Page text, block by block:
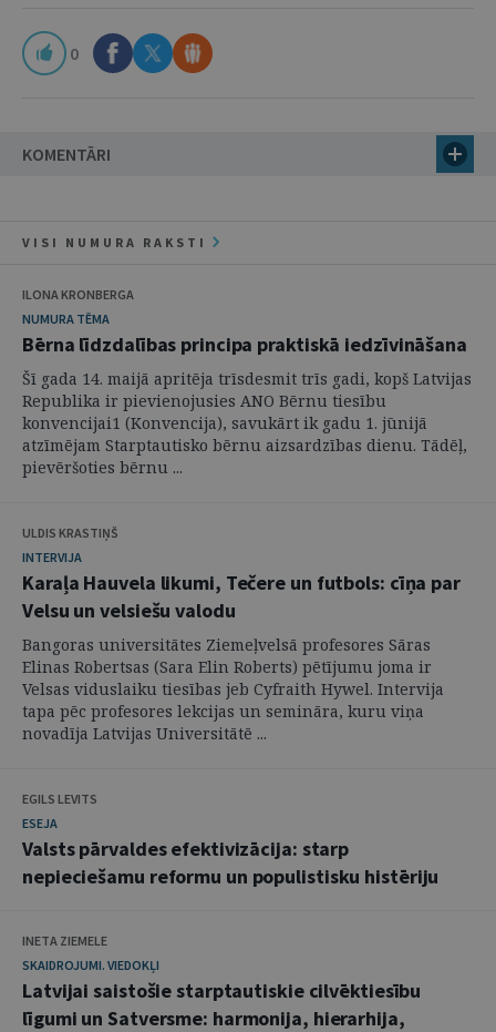
0
KOMENTĀRI
VISI NUMURA RAKSTI
ILONA KRONBERGA
NUMURA TĒMA
Bērna līdzdalības principa praktiskā iedzīvināšana
Šī gada 14. maijā apritēja trīsdesmit trīs gadi, kopš Latvijas
Republika ir pievienojusies ANO Bērnu tiesību
konvencijai1 (Konvencija), savukārt ik gadu 1. jūnijā
atzīmējam Starptautisko bērnu aizsardzības dienu. Tādēļ,
pievēršoties bērnu ...
ULDIS KRASTIŅŠ
INTERVIJA
Karaļa Hauvela likumi, Tečere un futbols: cīņa par
Velsu un velsiešu valodu
Bangoras universitātes Ziemeļvelsā profesores Sāras
Elinas Robertsas (Sara Elin Roberts) pētījumu joma ir
Velsas viduslaiku tiesības jeb Cyfraith Hywel. Intervija
tapa pēc profesores lekcijas un semināra, kuru viņa
novadīja Latvijas Universitātē ...
EGILS LEVITS
ESEJA
Valsts pārvaldes efektivizācija: starp
nepieciešamu reformu un populistisku histēriju
INETA ZIEMELE
SKAIDROJUMI. VIEDOKĻI
Latvijai saistošie starptautiskie cilvēktiesību
līgumi un Satversme: harmonija, hierarhija,